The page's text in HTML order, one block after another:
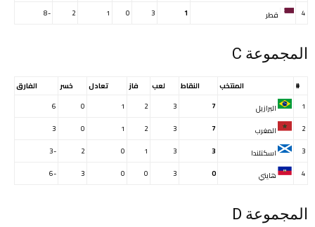
4
قطر 1
3
0
1
2
-8
المجموعة C
# المنتخب النقاط لعب فاز تعادل خسر
الفارق
1
البرازيل 7
3
2
1
0
6
2
المغرب 7
3
2
1
0
3
3
اسكتلندا 3
3
1
0
2
-3
4
هايتي 0
3
0
0
3
-6
المجموعة D